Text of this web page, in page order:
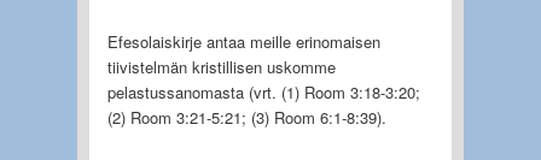
Efesolaiskirje antaa meille erinomaisen
tiivistelmän kristillisen uskomme
pelastussanomasta (vrt. (1) Room 3:18-3:20;
(2) Room 3:21-5:21; (3) Room 6:1-8:39).